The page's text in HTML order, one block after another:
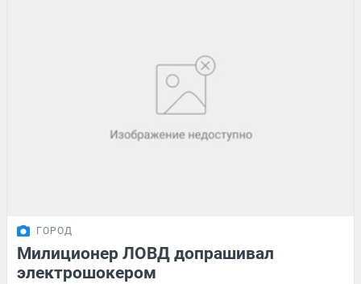
ГОРОД
Милиционер ЛОВД допрашивал
электрошокером